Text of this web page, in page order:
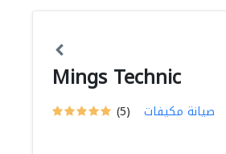
Mings Technic
(5) صيانة مكيفات